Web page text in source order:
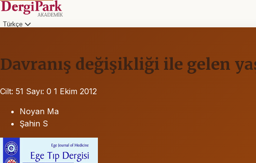
Türkçe
Davranış değişikliği ile gelen
Cilt: 51 Sayı: 0 1 Ekim 2012
Noyan Ma
Şahin S